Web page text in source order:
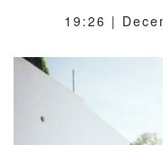
19:26 |